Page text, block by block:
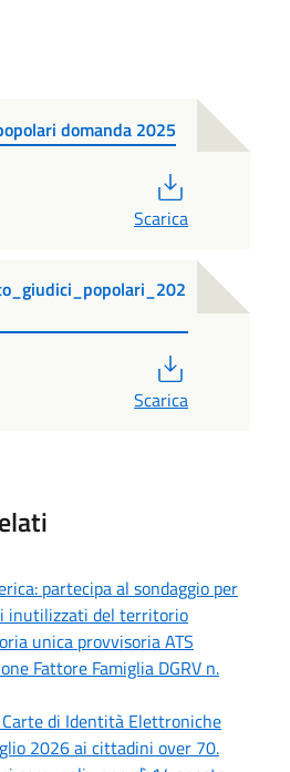
domanda 2025
Scarica
Scarica
partecipa al sondaggio per
inutilizzati del territorio
unica provvisoria ATS
Fattore Famiglia DGRV n.
di Identità Elettroniche
2026 ai cittadini over 70.